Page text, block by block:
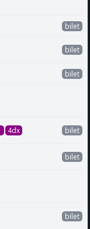
bilet
bilet
bilet
4dx bilet
bilet
bilet